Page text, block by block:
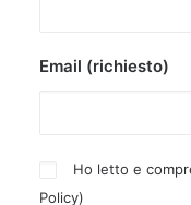
Email (richiesto)
Ho letto e
Policy)